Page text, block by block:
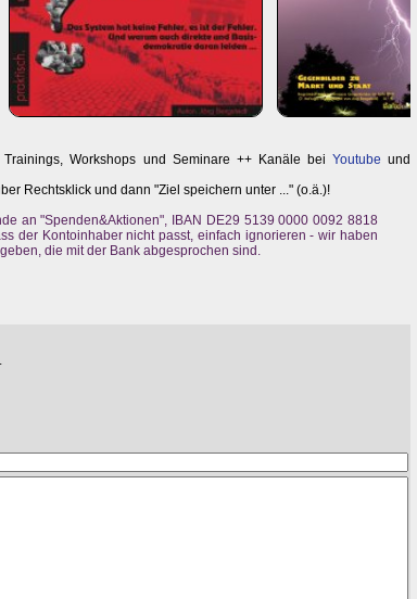
Trainings, Workshops und Seminare ++ Kanäle bei Youtube und
Rechtsklick und dann "Ziel speichern unter ..." (o.ä.)!
an "Spenden&Aktionen", IBAN DE29 5139 0000 0092 8818
der Kontoinhaber nicht passt, einfach ignorieren - wir haben
die mit der Bank abgesprochen sind.